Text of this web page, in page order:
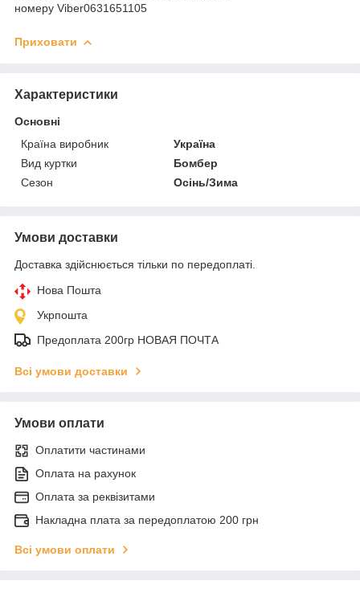
номеру Viber0631651105
Приховати
Характеристики
Основні
Країна виробник
Україна
Вид куртки
Бомбер
Сезон
Осінь/Зима
Умови доставки
Доставка здійснюється тільки по передоплаті.
Нова Пошта
Укрпошта
Предоплата 200гр НОВАЯ ПОЧТА
Всі умови доставки
Умови оплати
Оплатити частинами
Оплата на рахунок
Оплата за реквізитами
Накладна плата за передоплатою 200 грн
Всі умови оплати